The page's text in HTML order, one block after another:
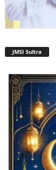
JMSI Sultra